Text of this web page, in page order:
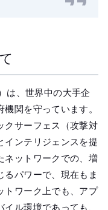
は、世界中の大手企
関を守っています。
クサーフェス（攻撃対
インテリジェンスを提
ネットワークでの、増
るパワーで、現在もま
トワーク上でも、アプ
ル環境であっても、